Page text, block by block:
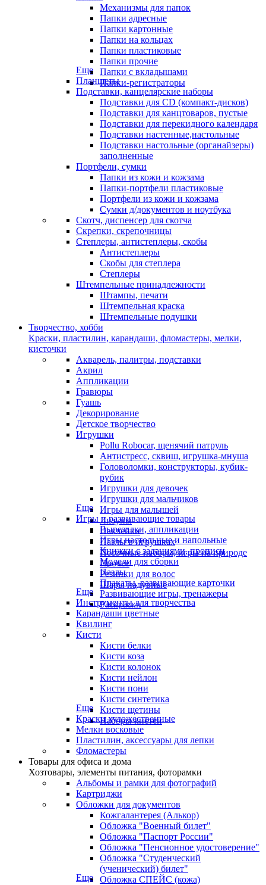
Механизмы для папок
Папки адресные
Папки картонные
Папки на кольцах
Папки пластиковые
Папки прочие
Папки с вкладышами
Папки-регистраторы
Еще
Планшеты
Подставки, канцелярские наборы
Подставки для CD (компакт-дисков)
Подставки для канцтоваров, пустые
Подставки для перекидного календаря
Подставки настенные,настольные
Подставки настольные (органайзеры)
заполненные
Портфели, сумки
Папки из кожи и кожзама
Папки-портфели пластиковые
Портфели из кожи и кожзама
Сумки д/документов и ноутбука
Скотч, диспенсер для скотча
Скрепки, скрепочницы
Степлеры, антистеплеры, скобы
Антистеплеры
Скобы для степлера
Степлеры
Штемпельные принадлежности
Штампы, печати
Штемпельная краска
Штемпельные подушки
Творчество, хобби
Краски, пластилин, карандаши, фломастеры, мелки,
кисточки
Акварель, палитры, подставки
Акрил
Аппликации
Гравюры
Гуашь
Декорирование
Детское творчество
Игрушки
Pollu Robocar, щенячий патруль
Антистресс, сквиш, игрушка-мнуша
Головоломки, конструкторы, кубик-
рубик
Игрушки для девочек
Игрушки для мальчиков
Игры для малышей
Лизуны
Наклейки
Пазлы в игрушках
Песочные наборы, игры на природе
Прочее
Резинки для волос
Шары надувные
Еще
Игры и развивающие товары
Вырезалки, аппликации
Игры настольные и напольные
Книжки с заданиями, прописи
Модели для сборки
Пазлы
Плакаты, развивающие карточки
Развивающие игры, тренажеры
Раскраски
Еще
Инструменты для творчества
Карандаши цветные
Квилинг
Кисти
Кисти белки
Кисти коза
Кисти колонок
Кисти нейлон
Кисти пони
Кисти синтетика
Кисти щетины
Наборы кистей
Еще
Краски художественные
Мелки восковые
Пластилин, аксессуары для лепки
Фломастеры
Товары для офиса и дома
Хозтовары, элементы питания, фоторамки
Альбомы и рамки для фотографий
Картриджи
Обложки для документов
Кожгалантерея (Алькор)
Обложка "Военный билет"
Обложка "Паспорт России"
Обложка "Пенсионное удостоверение"
Обложка "Студенческий
(ученический) билет"
Обложка СПЕЙС (кожа)
Еще